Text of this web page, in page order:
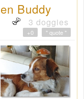
Buddy
3 doggies
" quote "
+0